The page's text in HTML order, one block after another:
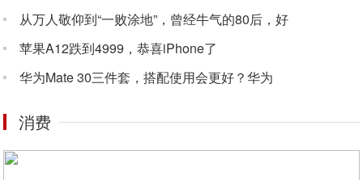
从万人敬仰到“一败涂地”，曾经牛气的80后，好
苹果A12跌到4999，恭喜iPhone了
华为Mate 30三件套，搭配使用会更好？华为
消费